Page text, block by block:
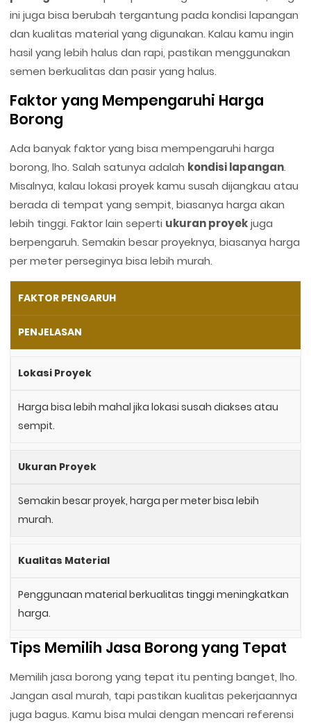
ini juga bisa berubah tergantung pada kondisi lapangan
dan kualitas material yang digunakan. Kalau kamu ingin
hasil yang lebih halus dan rapi, pastikan menggunakan
semen berkualitas dan pasir yang halus.
Faktor yang Mempengaruhi Harga
Borong
Ada banyak faktor yang bisa mempengaruhi harga
borong, lho. Salah satunya adalah kondisi lapangan.
Misalnya, kalau lokasi proyek kamu susah dijangkau atau
berada di tempat yang sempit, biasanya harga akan
lebih tinggi. Faktor lain seperti ukuran proyekjuga
berpengaruh. Semakin besar proyeknya, biasanya harga
per meter perseginya bisa lebih murah.
FAKTOR PENGARUH
PENJELASAN
Lokasi Proyek
Harga bisa lebih mahal jika lokasi susah diakses atau
sempit.
Ukuran Proyek
Semakin besar proyek, harga per meter bisa lebih
murah.
Kualitas Material
Penggunaan material berkualitas tinggi meningkatkan
harga.
Tips Memilih Jasa Borong yang Tepat
Memilih jasa borong yang tepat itu penting banget, lho.
Jangan asal murah, tapi pastikan kualitas pekerjaannya
juga bagus. Kamu bisa mulai dengan mencari referensi